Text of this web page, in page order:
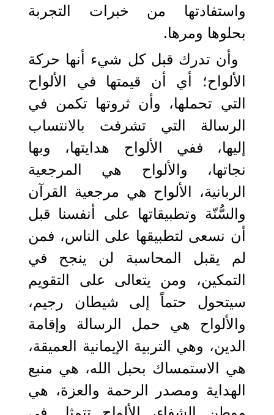
واستفادتها من خبرات التجربة
بحلوها ومرها.
وأن تدرك قبل كل شيء أنها حركة
الألواح؛ أي أن قيمتها في الألواح
التي تحملها، وأن ثروتها تكمن في
الرسالة التي تشرفت بالانتساب
إليها، ففي الألواح هدايتها، وبها
نجاتها، والألواح هي المرجعية
الربانية، الألواح هي مرجعية القرآن
والسُّنّة وتطبيقاتها على أنفسنا قبل
أن نسعى لتطبيقها على الناس، فمن
لم يقبل المحاسبة لن ينجح في
التمكين، ومن يتعالى على التقويم
سيتحول حتماً إلى شيطان رجيم،
والألواح هي حمل الرسالة وإقامة
الدين، وهي التربية الإيمانية العميقة،
هي الاستمساك بحبل الله، هي منبع
الهداية ومصدر الرحمة والعزة، هي